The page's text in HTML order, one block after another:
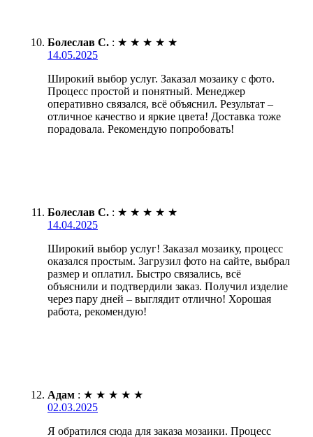
Болеслав С. : ★ ★ ★ ★ ★
14.05.2025
Широкий выбор услуг. Заказал мозаику с фото.
Процесс простой и понятный. Менеджер
оперативно связался, всё объяснил. Результат –
отличное качество и яркие цвета! Доставка тоже
порадовала. Рекомендую попробовать!
Болеслав С. : ★ ★ ★ ★ ★
14.04.2025
Широкий выбор услуг! Заказал мозаику, процесс
оказался простым. Загрузил фото на сайте, выбрал
размер и оплатил. Быстро связались, всё
объяснили и подтвердили заказ. Получил изделие
через пару дней – выглядит отлично! Хорошая
работа, рекомендую!
Адам : ★ ★ ★ ★ ★
02.03.2025
Я обратился сюда для заказа мозаики. Процесс